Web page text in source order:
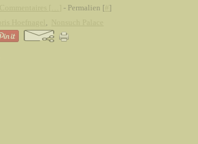
- Permalien [ ]
,